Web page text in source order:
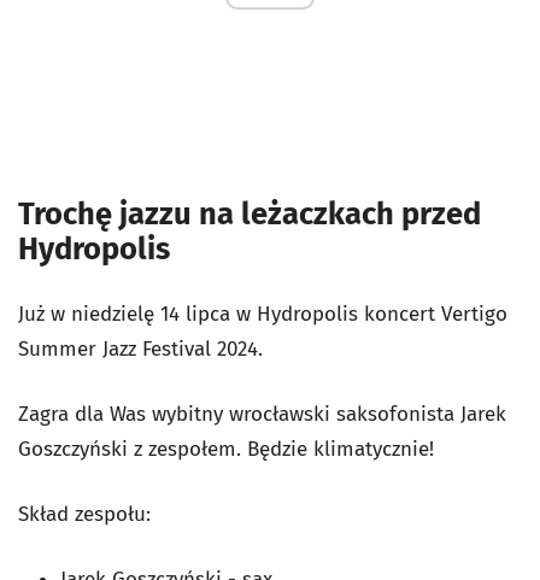
Trochę jazzu na leżaczkach przed
Hydropolis
Już w niedzielę 14 lipca w Hydropolis koncert Vertigo
Summer Jazz Festival 2024.
Zagra dla Was wybitny wrocławski saksofonista Jarek
Goszczyński z zespołem. Będzie klimatycznie!
Skład zespołu: